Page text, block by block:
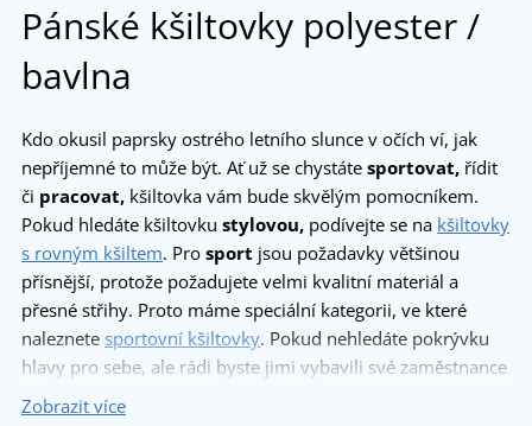
Pánské kšiltovky polyester /
bavlna
Kdo okusil paprsky ostrého letního slunce v očích ví, jak
nepříjemné to může být. Ať už se chystáte sportovat, řídit
či pracovat, kšiltovka vám bude skvělým pomocníkem.
Pokud hledáte kšiltovku stylovou, podívejte se na kšiltovky
s rovným kšiltem. Pro sport jsou požadavky většinou
přísnější, protože požadujete velmi kvalitní materiál a
přesné střihy. Proto máme speciální kategorii, ve které
naleznete sportovní kšiltovky. Pokud nehledáte pokrývku
hlavy pro sebe, ale rádi byste jimi vybavili své zaměstnance
či kolegy, vhodná pro vás bude kategorie
Zobrazit více